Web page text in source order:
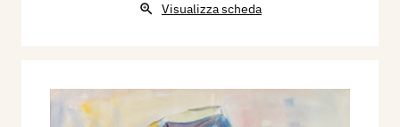
Visualizza scheda